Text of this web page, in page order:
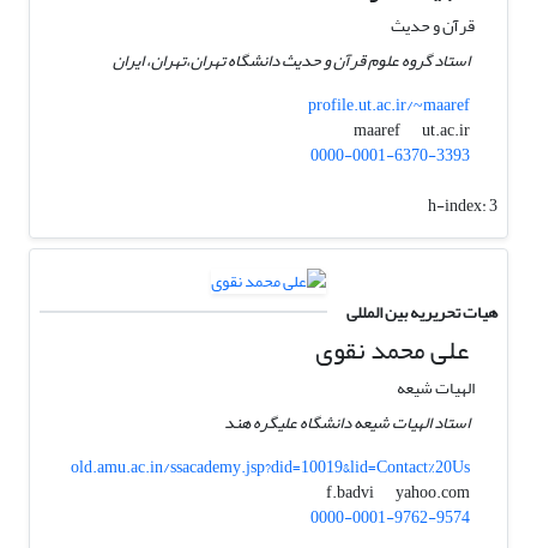
قرآن و حدیث
استاد گروه علوم قرآن و حدیث دانشگاه تهران،تهران، ایران
profile.ut.ac.ir/~maaref
maaref
ut.ac.ir
0000-0001-6370-3393
h-index:3
هیات تحریریه بین المللی
علی محمد نقوی
الهیات شیعه
استاد الهیات شیعه دانشگاه علیگره هند
old.amu.ac.in/ssacademy.jsp?did=10019&lid=Contact%20Us
f.badvi
yahoo.com
0000-0001-9762-9574